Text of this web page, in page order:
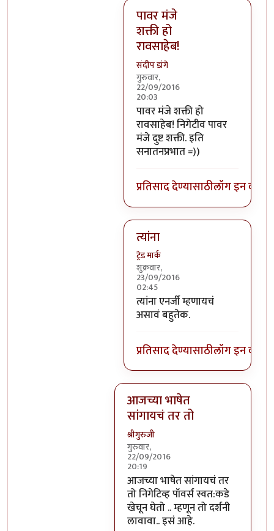
पावर मंजे
शक्ती हो
रावसाहेब!
संदीप डांगे
गुरुवार,
22/09/2016
20:03
In reply toनिगेटिव्ह पाॅवर्स?
पावर मंजे शक्ती हो
रावसाहेब! निगेटीव पावर
मंजे दुष्ट शक्ती. इति
सनातनप्रभात =))
प्रतिसाद देण्यासाठीलॉग इन करा
त्यांना
ट्रेड मार्क
शुक्रवार,
23/09/2016
02:45
In reply toनिगेटिव्ह पाॅवर्स?
त्यांना एनर्जी म्हणायचं
असावं बहुतेक.
प्रतिसाद देण्यासाठीलॉग इन करा
आजच्या भाषेत
सांगायचं तर तो
श्रीगुरुजी
गुरुवार,
22/09/2016
20:19
In reply toआजच्या भाषेत सांगायचं
आजच्या भाषेत सांगायचं तर
तो निगेटिव्ह पॉवर्स स्वत:कडे
खेचून घेतो .. म्हणून तो दर्शनी
लावावा.. इसं आहे.